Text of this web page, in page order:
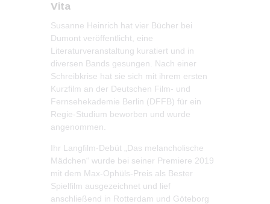
Vita
Susanne Heinrich hat vier Bücher bei
Dumont veröffentlicht, eine
Literaturveranstaltung kuratiert und in
diversen Bands gesungen. Nach einer
Schreibkrise hat sie sich mit ihrem ersten
Kurzfilm an der Deutschen Film- und
Fernsehekademie Berlin (DFFB) für ein
Regie-Studium beworben und wurde
angenommen.
Ihr Langfilm-Debüt „Das melancholische
Mädchen“ wurde bei seiner Premiere 2019
mit dem Max-Ophüls-Preis als Bester
Spielfilm ausgezeichnet und lief
anschließend in Rotterdam und Göteborg